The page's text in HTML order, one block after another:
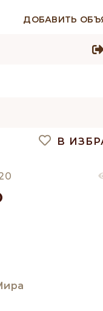
ДОБАВИТЬ
В